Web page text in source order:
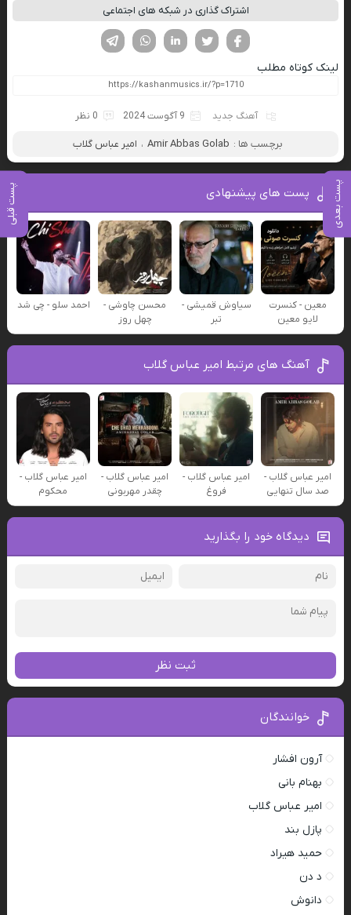
پست بعدی پست قبلی
اشتراک گذاری در شبکه های اجتماعی
لینکدین تویتر
فیسوک
لینک کوتاه مطلب
آهنگ جدید 9 آگوست 2024 0 نظر
برچسب ها : Amir Abbas Golab ، امیر عباس گلاب
پست های پیشنهادی
معین - کنسرت
لایو معین
سیاوش قمیشی -
تبر
محسن چاوشی -
چهل روز
احمد سلو - چی شد
آهنگ های مرتبط امیر عباس گلاب
امیر عباس گلاب -
صد سال تنهایی
امیر عباس گلاب -
فروغ
امیر عباس گلاب -
چقدر مهربونی
امیر عباس گلاب -
محکوم
دیدگاه خود را بگذارید
ثبت نظر
خوانندگان
آرون افشار
بهنام بانی
امیر عباس گلاب
پازل بند
حمید هیراد
د دن
دانوش